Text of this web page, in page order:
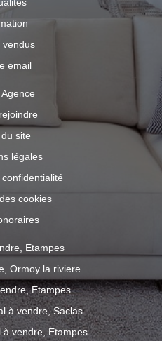
vendus
email
site
légales
cookies
Etampes
Ormoy la riviere
Etampes
à vendre, Saclas
à vendre, Etampes